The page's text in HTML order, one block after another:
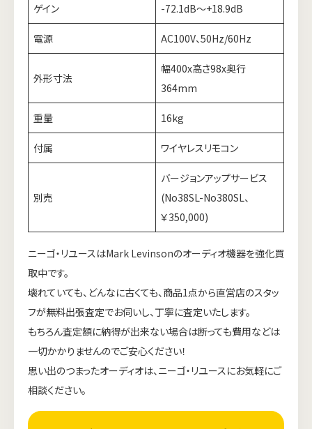
ゲイン -72.1dB～+18.9dB
電源 AC100V、50Hz/60Hz
外形寸法
幅400x高さ98x奥行
364mm
重量 16kg
付属 ワイヤレスリモコン
別売
バージョンアップサービス
(No38SL-No380SL、
￥350,000)
ニーゴ・リユースはMark Levinsonのオーディオ機器を強化買
取中です。
壊れていても、どんなに古くても、商品1点から直営店のスタッ
フが無料出張査定でお伺いし、丁寧に査定いたします。
もちろん査定額に納得が出来ない場合は断っても費用などは
一切かかりませんのでご安心ください！
思い出のつまったオーディオは、ニーゴ・リユースにお気軽にご
相談ください。